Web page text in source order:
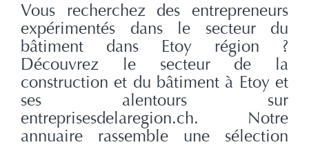
Vous recherchez des entrepreneurs
expérimentés dans le secteur du
bâtiment dans Etoy région ?
Découvrez le secteur de la
construction et du bâtiment à Etoy et
ses alentours sur
entreprisesdelaregion.ch. Notre
annuaire rassemble une sélection